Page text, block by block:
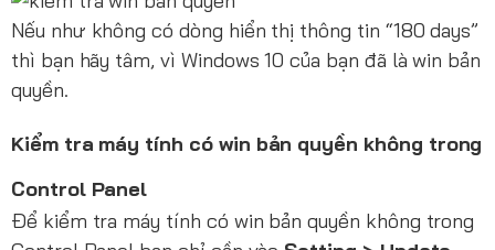
Nếu như không có dòng hiển thị thông tin “180 days”
thì bạn hãy tâm, vì Windows 10 của bạn đã là win bản
quyền.
Kiểm tra máy tính có win bản quyền không trong
Control Panel
Để kiểm tra máy tính có win bản quyền không trong